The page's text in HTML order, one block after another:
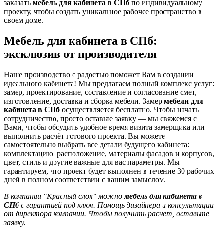
заказать мебель для кабинета в СПб по индивидуальному
проекту, чтобы создать уникальное рабочее пространство в
своём доме.
Мебель для кабинета в СПб:
эксклюзив от производителя
Наше производство с радостью поможет Вам в создании
идеального кабинета! Мы предлагаем полный комплекс услуг:
замер, проектирование, составление и согласование смет,
изготовление, доставка и сборка мебели. Замер мебели для
кабинета в СПб осуществляется бесплатно. Чтобы начать
сотрудничество, просто оставьте заявку — мы свяжемся с
Вами, чтобы обсудить удобное время визита замерщика или
выполнить расчёт готового проекта. Вы можете
самостоятельно выбрать все детали будущего кабинета:
комплектацию, расположение, материалы фасадов и корпусов,
цвет, стиль и другие важные для вас параметры. Мы
гарантируем, что проект будет выполнен в течение 30 рабочих
дней в полном соответствии с вашим замыслом.
В компании "Красный слон" можномебель для кабинета в
СПбс гарантией под ключ. Помощь дизайнера и консультации
от директора компании. Чтобы получить расчет, оставьте
заявку.